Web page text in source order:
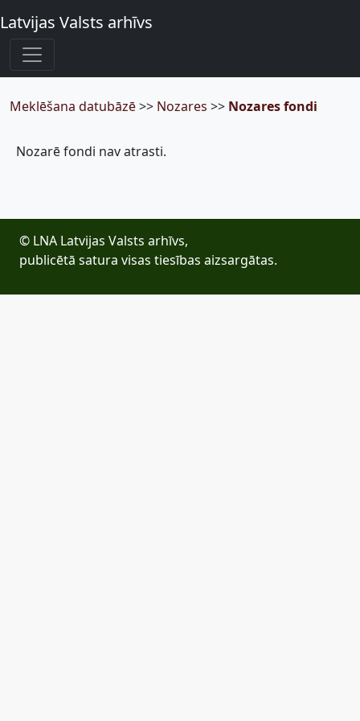
Latvijas Valsts arhīvs
Meklēšana datubāzē>> Nozares >> Nozares fondi
Nozarē fondi nav atrasti.
© LNA Latvijas Valsts arhīvs,
publicētā satura visas tiesības aizsargātas.